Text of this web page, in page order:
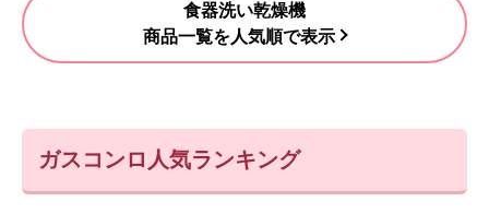
食器洗い乾燥機
商品一覧を人気順で表示
ガスコンロ人気ランキング